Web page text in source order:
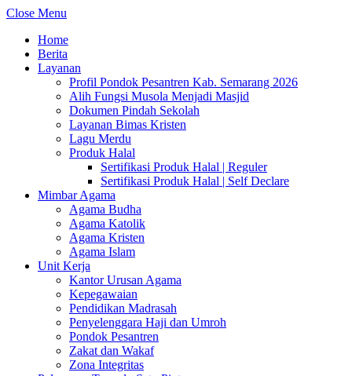
Close Menu
Home
Berita
Layanan
Profil Pondok Pesantren Kab. Semarang 2026
Alih Fungsi Musola Menjadi Masjid
Dokumen Pindah Sekolah
Layanan Bimas Kristen
Lagu Merdu
Produk Halal
Sertifikasi Produk Halal | Reguler
Sertifikasi Produk Halal | Self Declare
Mimbar Agama
Agama Budha
Agama Katolik
Agama Kristen
Agama Islam
Unit Kerja
Kantor Urusan Agama
Kepegawaian
Pendidikan Madrasah
Penyelenggara Haji dan Umroh
Pondok Pesantren
Zakat dan Wakaf
Zona Integritas